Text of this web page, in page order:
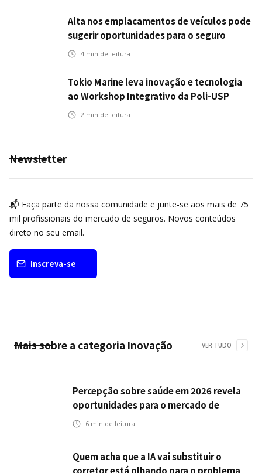
Alta nos emplacamentos de veículos pode
sugerir oportunidades para o seguro
automotivo
4 min de leitura
Tokio Marine leva inovação e tecnologia
ao Workshop Integrativo da Poli-USP
2 min de leitura
Newsletter
📬 Faça parte da nossa comunidade e junte-se aos mais de 75
mil profissionais do mercado de seguros. Novos conteúdos
direto no seu email.
Inscreva-se
Mais sobre a categoria Inovação VER TUDO
Percepção sobre saúde em 2026 revela
oportunidades para o mercado de
seguros ampliar cobertura e prevenção
6 min de leitura
Quem acha que a IA vai substituir o
corretor está olhando para o problema